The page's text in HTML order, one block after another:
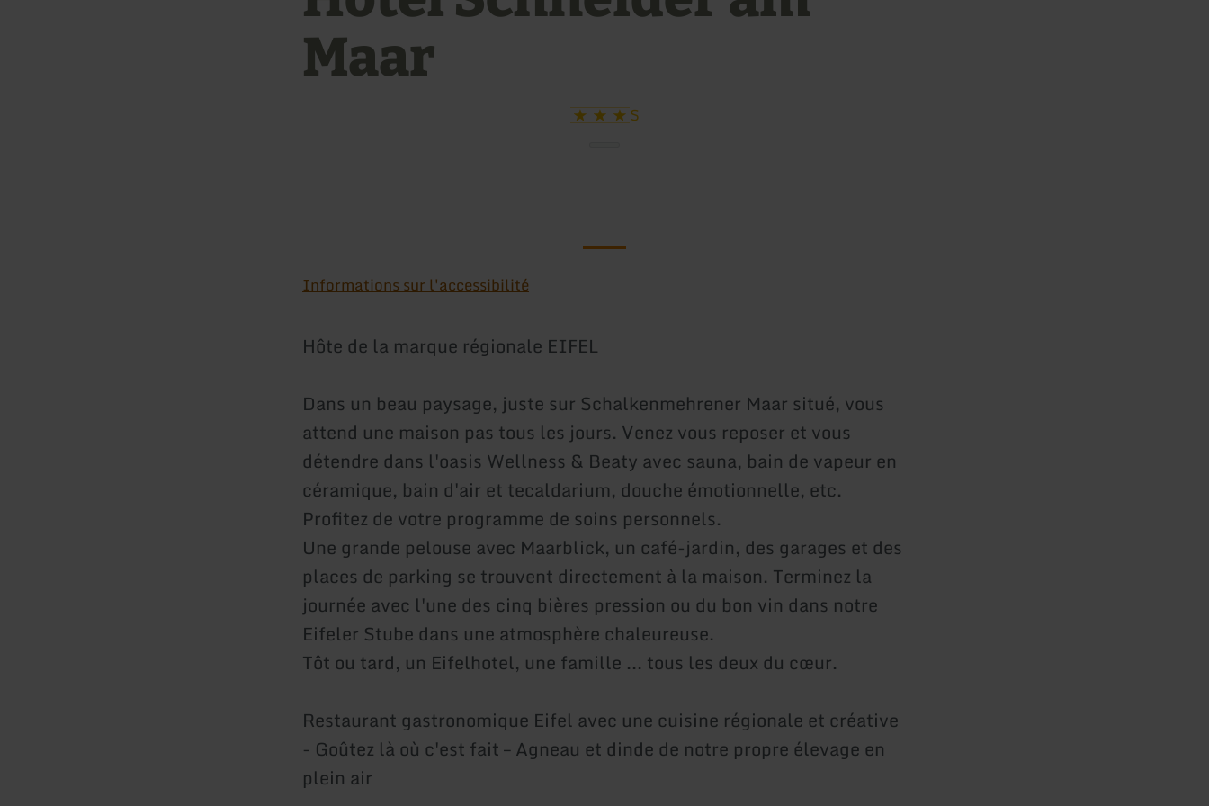
Maar
S
Informations sur l'accessibilité
Hôte de la marque régionale EIFEL
Dans un beau paysage, juste sur Schalkenmehrener Maar situé, vous
attend une maison pas tous les jours. Venez vous reposer et vous
détendre dans l'oasis Wellness & Beaty avec sauna, bain de vapeur en
céramique, bain d'air et tecaldarium, douche émotionnelle, etc.
Profitez de votre programme de soins personnels.
Une grande pelouse avec Maarblick, un café-jardin, des garages et des
places de parking se trouvent directement à la maison. Terminez la
journée avec l'une des cinq bières pression ou du bon vin dans notre
Eifeler Stube dans une atmosphère chaleureuse.
Tôt ou tard, un Eifelhotel, une famille ... tous les deux du cœur.
Restaurant gastronomique Eifel avec une cuisine régionale et créative
- Goûtez là où c'est fait – Agneau et dinde de notre propre élevage en
plein air